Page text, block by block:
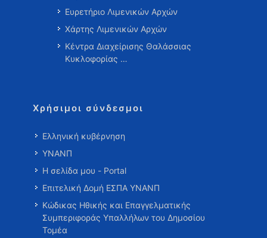
Ευρετήριο Λιμενικών Αρχών
Χάρτης Λιμενικών Αρχών
Κέντρα Διαχείρισης Θαλάσσιας
Κυκλοφορίας …
Χρήσιμοι σύνδεσμοι
Ελληνική κυβέρνηση
ΥΝΑΝΠ
Η σελίδα μου - Portal
Επιτελική Δομή ΕΣΠΑ ΥΝΑΝΠ
Κώδικας Ηθικής και Επαγγελματικής
Συμπεριφοράς Υπαλλήλων του Δημοσίου
Τομέα